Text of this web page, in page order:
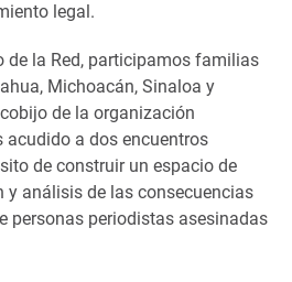
legal.
de la Red, participamos familias
Michoacán, Sinaloa y
de la organización
acudido a dos encuentros
de construir un espacio de
y análisis de las consecuencias
personas periodistas asesinadas